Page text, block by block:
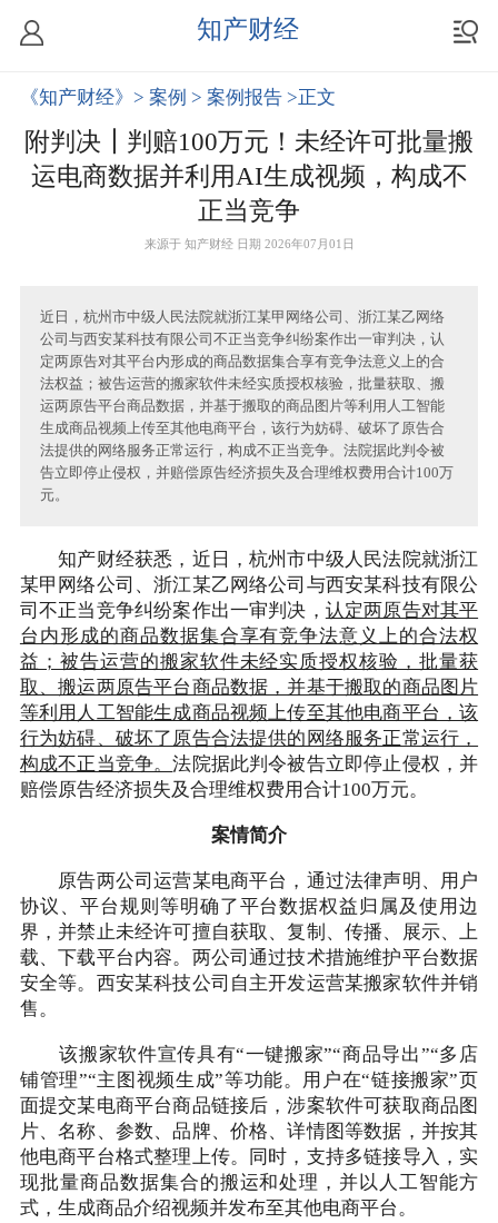
知产财经
《知产财经》 > 案例 > 案例报告 >正文
附判决┃判赔100万元！未经许可批量搬
运电商数据并利用AI生成视频，构成不
正当竞争
来源于 知产财经 日期 2026年07月01日
近日，杭州市中级人民法院就浙江某甲网络公司、浙江某乙网络
公司与西安某科技有限公司不正当竞争纠纷案作出一审判决，认
定两原告对其平台内形成的商品数据集合享有竞争法意义上的合
法权益；被告运营的搬家软件未经实质授权核验，批量获取、搬
运两原告平台商品数据，并基于搬取的商品图片等利用人工智能
生成商品视频上传至其他电商平台，该行为妨碍、破坏了原告合
法提供的网络服务正常运行，构成不正当竞争。法院据此判令被
告立即停止侵权，并赔偿原告经济损失及合理维权费用合计100万
元。
知产财经获悉，近日，杭州市中级人民法院就浙江
某甲网络公司、浙江某乙网络公司与西安某科技有限公
司不正当竞争纠纷案作出一审判决， 认定两原告对其平
台内形成的商品数据集合享有竞争法意义上的合法权
益；被告运营的搬家软件未经实质授权核验，批量获
取、搬运两原告平台商品数据，并基于搬取的商品图片
等利用人工智能生成商品视频上传至其他电商平台，该
行为妨碍、破坏了原告合法提供的网络服务正常运行，
构成不正当竞争。法院据此判令被告立即停止侵权，并
赔偿原告经济损失及合理维权费用合计100万元。
案情简介
原告两公司运营某电商平台，通过法律声明、用户
协议、平台规则等明确了平台数据权益归属及使用边
界，并禁止未经许可擅自获取、复制、传播、展示、上
载、下载平台内容。两公司通过技术措施维护平台数据
安全等。西安某科技公司自主开发运营某搬家软件并销
售。
该搬家软件宣传具有“一键搬家”“商品导出”“多店
铺管理”“主图视频生成”等功能。用户在“链接搬家”页
面提交某电商平台商品链接后，涉案软件可获取商品图
片、名称、参数、品牌、价格、详情图等数据，并按其
他电商平台格式整理上传。同时，支持多链接导入，实
现批量商品数据集合的搬运和处理，并以人工智能方
式，生成商品介绍视频并发布至其他电商平台。